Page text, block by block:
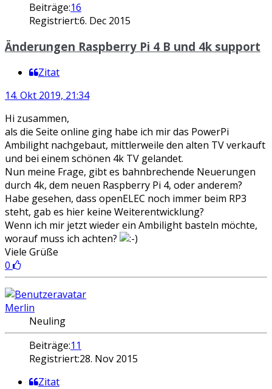
Beiträge:16
Registriert:6. Dec 2015
Änderungen Raspberry Pi 4 B und 4k support
Zitat
14. Okt 2019, 21:34
Hi zusammen,
als die Seite online ging habe ich mir das PowerPi
Ambilight nachgebaut, mittlerweile den alten TV verkauft
und bei einem schönen 4k TV gelandet.
Nun meine Frage, gibt es bahnbrechende Neuerungen
durch 4k, dem neuen Raspberry Pi 4, oder anderem?
Habe gesehen, dass openELEC noch immer beim RP3
steht, gab es hier keine Weiterentwicklung?
Wenn ich mir jetzt wieder ein Ambilight basteln möchte,
worauf muss ich achten?
Viele Grüße
0
Merlin
Neuling
Beiträge:11
Registriert:28. Nov 2015
Zitat